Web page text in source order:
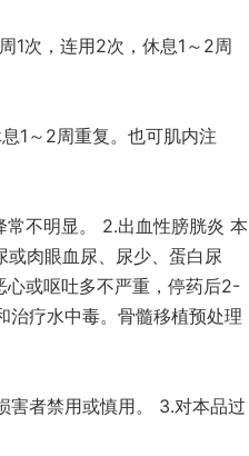
1次，连用2次，休息1～2周
1～2周重复。也可肌内注
常不明显。 2.出血性膀胱炎 本
肉眼血尿、尿少、蛋白尿
心或呕吐多不严重，停药后2-
治疗水中毒。骨髓移植预处理
害者禁用或慎用。 3.对本品过